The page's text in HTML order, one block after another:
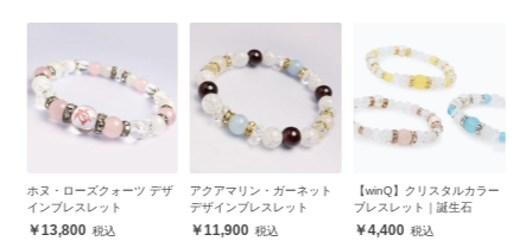
アクアマリン・ガーネット
デザインブレスレット
11,900
【winQ】クリスタルカラー
ブレスレット｜誕生石
4,400
大切な人に願いを込めて 誕
生石ペンダント
6,300